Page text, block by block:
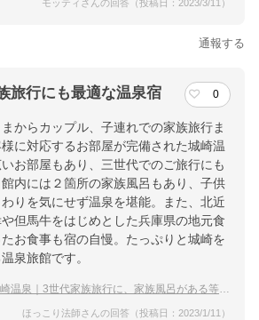
モッティさんの回答（投稿日：2023/3/11）
通報する
旅行にも最適な温泉宿 0
からカップル、子連れでの家族旅行ま
に対応するお部屋が完備された城崎温
お部屋もあり、三世代でのご旅行にも
内には２箇所の家族風呂もあり、子供
りを気にせず温泉を堪能。また、北近
但馬牛をはじめとした兵庫県の地元食
お食事も宿の自慢。たっぷりと城崎を
泉旅館です。
温泉｜3世代家族旅行に、家族風呂がある等おすすめ宿は？
ほっこり法師さんの回答（投稿日：2023/1/11）